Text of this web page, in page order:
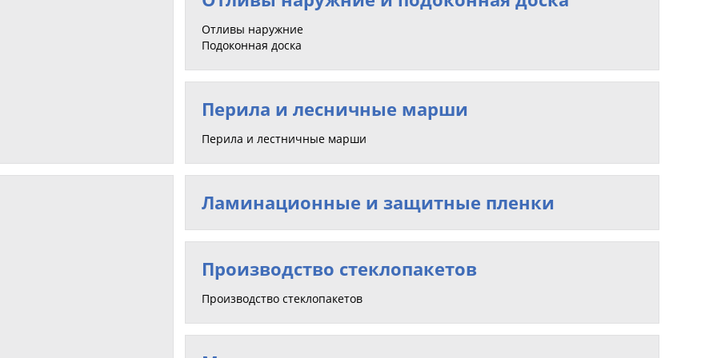
Отливы наружние
Подоконная доска
Перила и лесничные марши
Перила и лестничные марши
Ламинационные и защитные пленки
Производство стеклопакетов
Производство стеклопакетов